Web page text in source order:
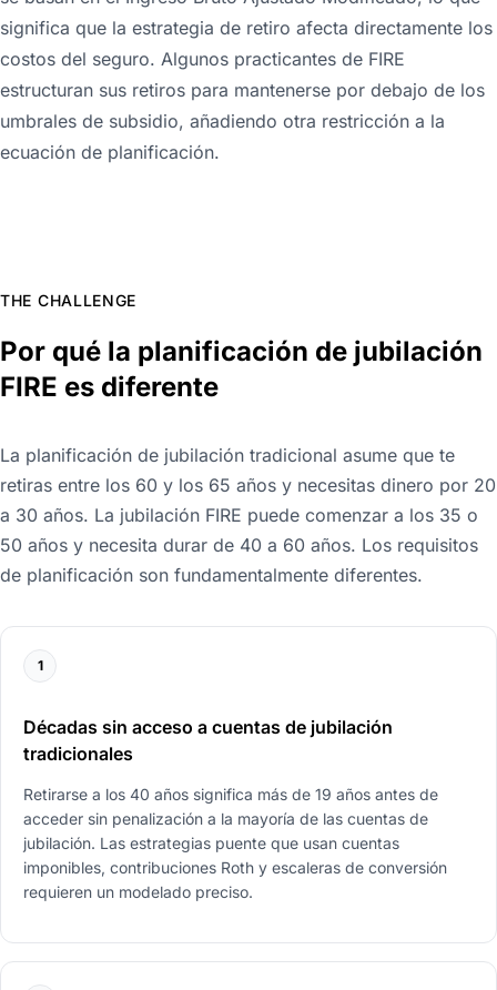
significa que la estrategia de retiro afecta directamente los
costos del seguro. Algunos practicantes de FIRE
estructuran sus retiros para mantenerse por debajo de los
umbrales de subsidio, añadiendo otra restricción a la
ecuación de planificación.
THE CHALLENGE
Por qué la planificación de jubilación
FIRE es diferente
La planificación de jubilación tradicional asume que te
retiras entre los 60 y los 65 años y necesitas dinero por 20
a 30 años. La jubilación FIRE puede comenzar a los 35 o
50 años y necesita durar de 40 a 60 años. Los requisitos
de planificación son fundamentalmente diferentes.
1
Décadas sin acceso a cuentas de jubilación
tradicionales
Retirarse a los 40 años significa más de 19 años antes de
acceder sin penalización a la mayoría de las cuentas de
jubilación. Las estrategias puente que usan cuentas
imponibles, contribuciones Roth y escaleras de conversión
requieren un modelado preciso.